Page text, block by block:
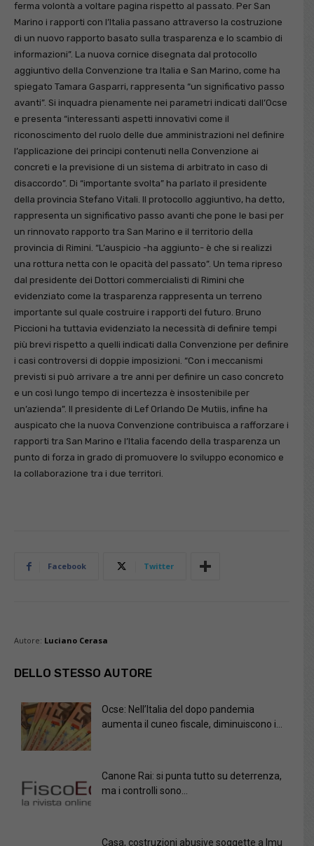
ferma volontà a voltare pagina rispetto al passato. Per San
Marino i rapporti con l’Italia passano attraverso la costruzione
di un nuovo rapporto basato sulla trasparenza e lo scambio di
informazioni”. La nuova cornice disegnata dal protocollo
aggiuntivo della Convenzione tra Italia e San Marino, come ha
spiegato Tamara Gasparri, rappresenta “un significativo passo
avanti”. Si inquadra pienamente nei parametri indicati dall’Ocse
e presenta “interessanti aspetti innovativi come il
riconoscimento del ruolo delle due amministrazioni nel definire
l’applicazione dei principi contenuti nella Convenzione ai
concreti e la previsione di un sistema di arbitrato in caso di
disaccordo”. Di “importante svolta” ha parlato il presidente
della provincia Stefano Vitali. Il protocollo aggiuntivo, ha detto,
rappresenta un significativo passo avanti che pone le basi per
un rinnovato rapporto tra San Marino e il territorio della
provincia di Rimini. “L’auspicio -ha aggiunto- è che si realizzi
una rottura netta con le opacità del passato”. Un tema ripreso
dal presidente dei Dottori commercialisti di Rimini che
evidenziato come la trasparenza rappresenta un terreno
importante sul quale costruire i rapporti del futuro. Bruno
Piccioni ha tuttavia evidenziato la necessità di definire tempi
più brevi rispetto a quelli indicati dalla Convenzione per definire
i casi controversi di doppie imposizioni. “Con i meccanismi
previsti si può arrivare a tre anni per definire un caso concreto
e un così lungo tempo di incertezza è insostenibile per
un’azienda”. Il presidente di Lef Orlando De Mutiis, infine ha
auspicato che la nuova Convenzione contribuisca a rafforzare i
rapporti tra San Marino e l’Italia facendo della trasparenza un
punto di forza in grado di promuovere lo sviluppo economico e
la collaborazione tra i due territori.
Facebook Twitter
Autore: Luciano Cerasa
DELLO STESSO AUTORE
Ocse: Nell’Italia del dopo pandemia
aumenta il cuneo fiscale, diminuiscono i...
Canone Rai: si punta tutto su deterrenza,
ma i controlli sono...
Casa, costruzioni abusive soggette a Imu